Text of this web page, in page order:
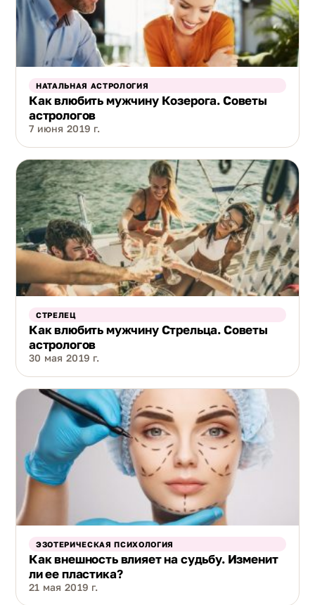
НАТАЛЬНАЯ АСТРОЛОГИЯ
Как влюбить мужчину Козерога. Советы
астрологов
7 июня 2019 г.
СТРЕЛЕЦ
Как влюбить мужчину Стрельца. Советы
астрологов
30 мая 2019 г.
ЭЗОТЕРИЧЕСКАЯ ПСИХОЛОГИЯ
Как внешность влияет на судьбу. Изменит
ли ее пластика?
21 мая 2019 г.